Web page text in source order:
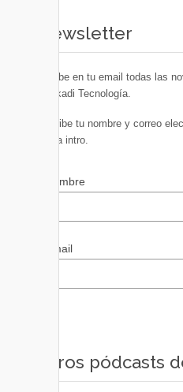
Newsletter
Recibe en tu email todas las
Euskadi Tecnología.
Escribe tu nombre y correo
pulsa intro.
Nombre
Email
Otros pódcasts